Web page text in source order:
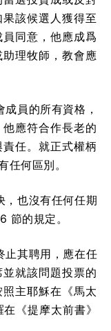
該候選人獲得至
同意，他應成爲
理牧師，教會應
員的所有資格，
應符合作長老的
任。就正式權柄
任何區別。
，也沒有任何任期
節的規定。
止其聘用，應在任
就該問題投票的
主耶穌在《馬太
《提摩太前書》